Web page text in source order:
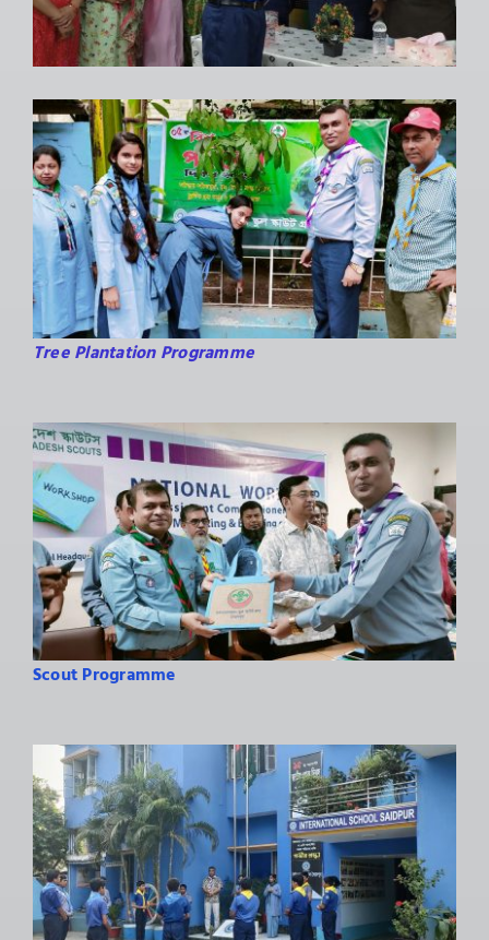
Tree Plantation Programme
Scout Programme